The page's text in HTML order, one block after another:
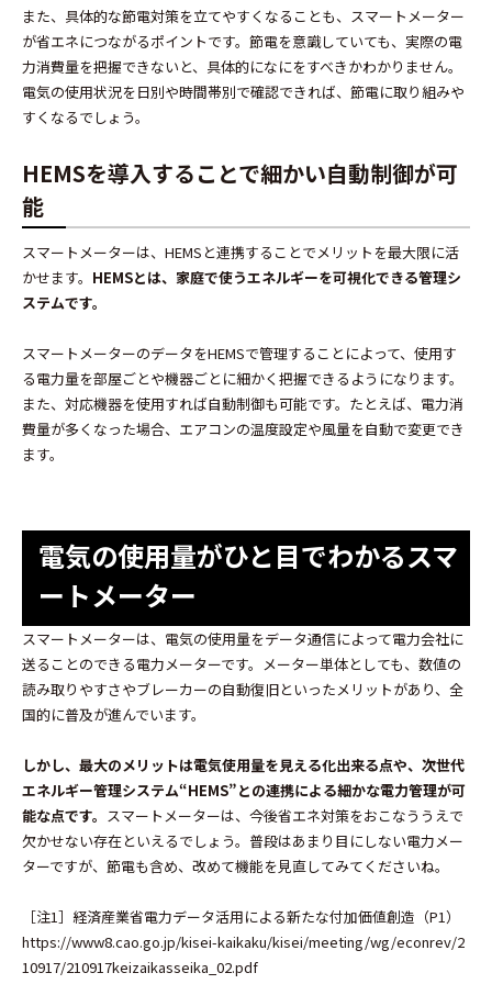
また、具体的な節電対策を立てやすくなることも、スマートメーター
が省エネにつながるポイントです。節電を意識していても、実際の電
力消費量を把握できないと、具体的になにをすべきかわかりません。
電気の使用状況を日別や時間帯別で確認できれば、節電に取り組みや
すくなるでしょう。
HEMSを導入することで細かい自動制御が可
能
スマートメーターは、HEMSと連携することでメリットを最大限に活
かせます。 HEMSとは、家庭で使うエネルギーを可視化できる管理シ
ステムです。
スマートメーターのデータをHEMSで管理することによって、使用す
る電力量を部屋ごとや機器ごとに細かく把握できるようになります。
また、対応機器を使用すれば自動制御も可能です。たとえば、電力消
費量が多くなった場合、エアコンの温度設定や風量を自動で変更でき
ます。
電気の使用量がひと目でわかるスマ
ートメーター
スマートメーターは、電気の使用量をデータ通信によって電力会社に
送ることのできる電力メーターです。メーター単体としても、数値の
読み取りやすさやブレーカーの自動復旧といったメリットがあり、全
国的に普及が進んでいます。
しかし、最大のメリットは電気使用量を見える化出来る点や、次世代
エネルギー管理システム“HEMS”との連携による細かな電力管理が可
能な点です。 スマートメーターは、今後省エネ対策をおこなううえで
欠かせない存在といえるでしょう。普段はあまり目にしない電力メー
ターですが、節電も含め、改めて機能を見直してみてくださいね。
［注1］経済産業省電力データ活用による新たな付加価値創造（P1）
https://www8.cao.go.jp/kisei-kaikaku/kisei/meeting/wg/econrev/2
10917/210917keizaikasseika_02.pdf